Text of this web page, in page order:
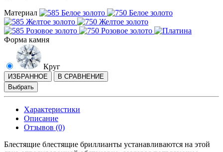
Материал
Форма камня
Круг
ИЗБРАННОЕ
В СРАВНЕНИЕ
Выбрать
Характеристики
Описание
Отзывов (0)
Блестящие блестящие бриллианты устанавливаются на этой